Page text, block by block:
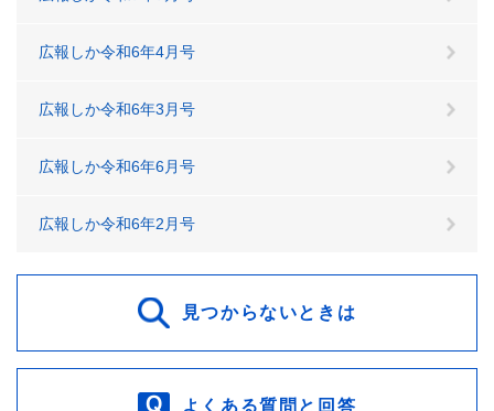
広報しか令和6年4月号
広報しか令和6年3月号
広報しか令和6年6月号
広報しか令和6年2月号
見つからないときは
よくある質問と回答